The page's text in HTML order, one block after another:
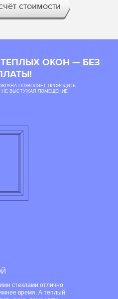
Энергосберегающее покрытие
инфракрасное излучение, через
в доме и сократить
стоимости
ОКОН — БЕЗ
ПОЗВОЛЯЕТ ПРОВОДИТЬ
НЕ ВЫСТУЖАЯ ПОМЕЩЕНИЕ
стеклами отлично
время. А теплый